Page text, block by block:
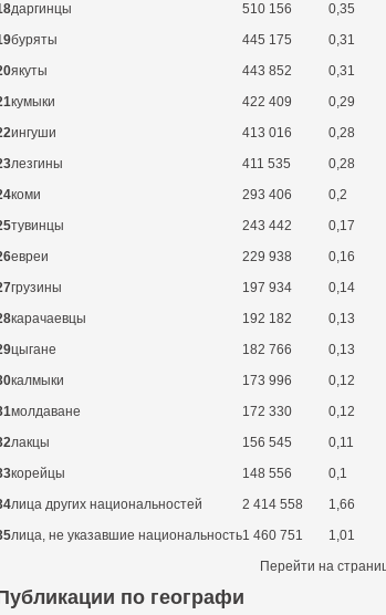
даргинцы 510 156
0,35
буряты 445 175
0,31
якуты 443 852
0,31
кумыки 422 409
0,29
ингуши 413 016
0,28
лезгины 411 535
0,28
коми 293 406
0,2
тувинцы 243 442
0,17
евреи 229 938
0,16
грузины 197 934
0,14
карачаевцы 192 182
0,13
цыгане 182 766
0,13
калмыки 173 996
0,12
молдаване 172 330
0,12
лакцы 156 545
0,11
корейцы 148 556
0,1
лица других национальностей 2 414 558
1,66
лица, не указавшие национальность1 460 751
1,01
Перейти на
по географи